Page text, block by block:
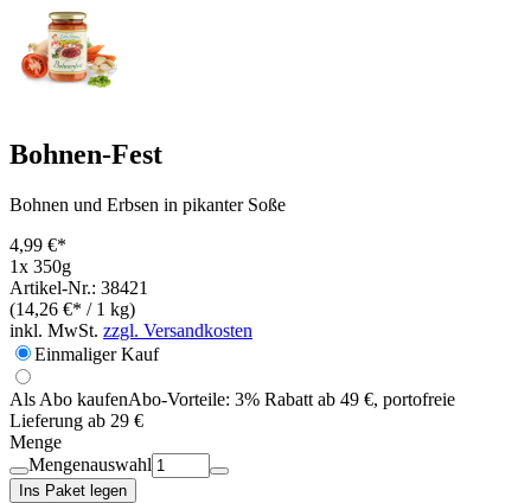
Bohnen-Fest
Bohnen und Erbsen in pikanter Soße
4,99 €*
1x 350g
Artikel-Nr.: 38421
(14,26 €* / 1 kg)
inkl. MwSt. zzgl. Versandkosten
Einmaliger Kauf
Als Abo kaufenAbo-Vorteile: 3% Rabatt ab 49 €, portofreie
Lieferung ab 29 €
Menge
Mengenauswahl
Ins Paket legen